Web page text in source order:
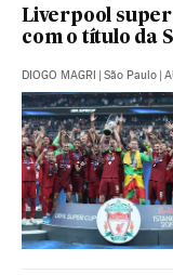
Liverpool
com o título da
DIOGO MAGRI | São Paulo |